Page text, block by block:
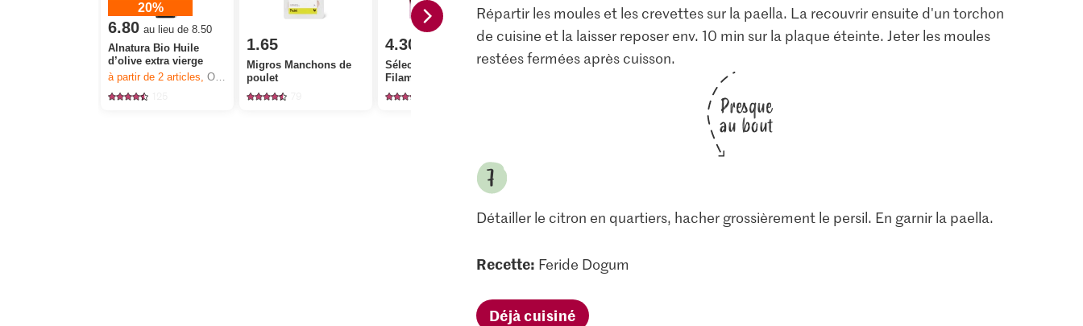
20%
6.80 au lieu de 8.50
Alnatura Bio Huile
d’olive extra vierge
à partir de 2articles,Offre valable du 6.8 au 12.8.2026, jusqu’à épuisement du stock.
1.65
Migros Manchons de
poulet
4.30
Sélection Bio
Filaments de safran
1.80
Prix du jour
Queues de crevettes
7.95 1.00
Répartir les moules et les crevettes sur la paella. La recouvrir ensuite d'un torchon
de cuisine et la laisser reposer env. 10 min sur la plaque éteinte. Jeter les moules
restées fermées après cuisson.
Presque
au bout
Détailler le citron en quartiers, hacher grossièrement le persil. En garnir la paella.
Recette: Feride Dogum
Déjà cuisiné